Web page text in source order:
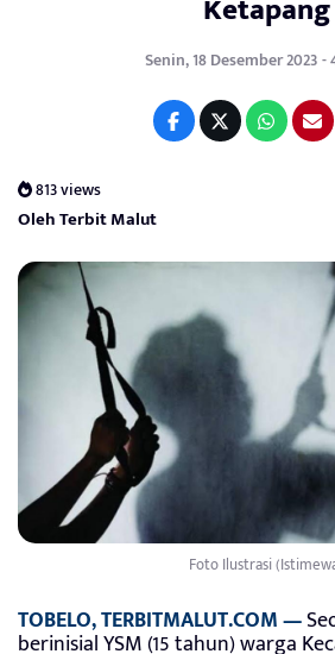
Ketapang
Senin, 18 Desember 2023 -
813 views
Oleh Terbit Malut
Foto Ilustrasi
TOBELO, TERBITMALUT.COM —
berinisial YSM (15 tahun) warga